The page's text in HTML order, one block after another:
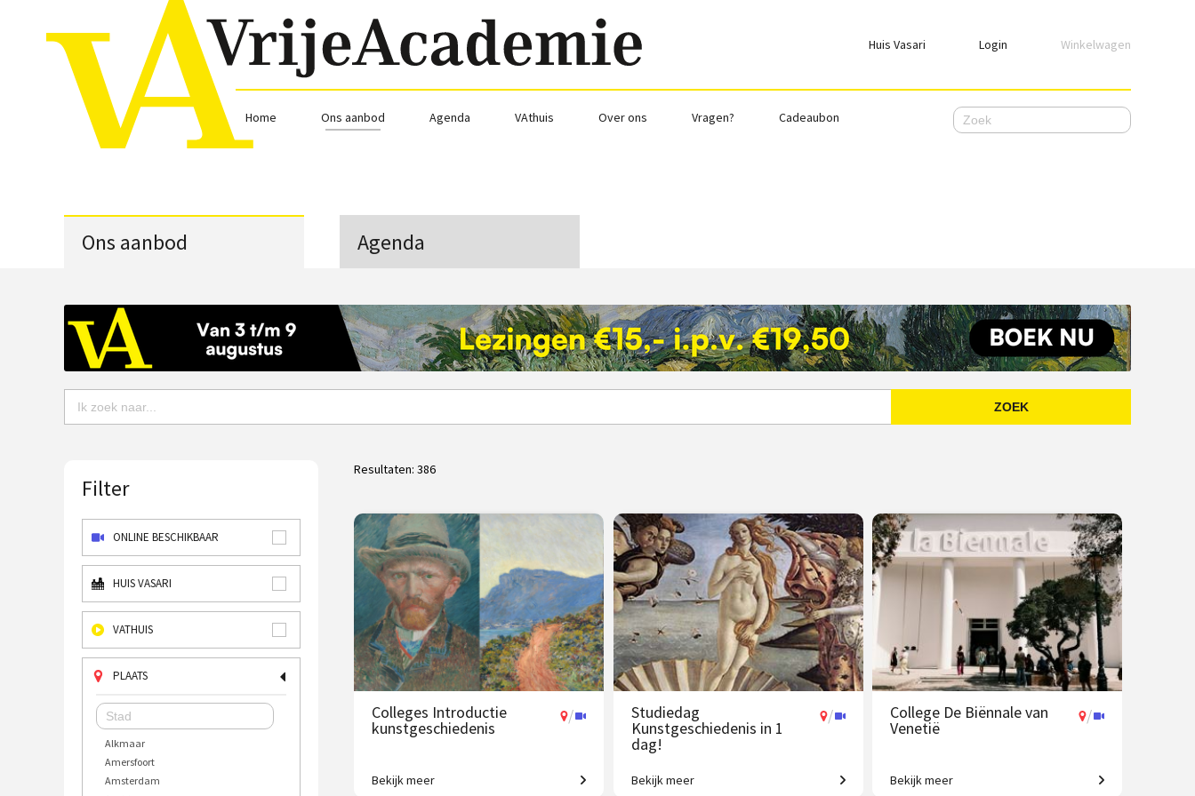
Huis Vasari Login
Login
Emailadres
Nog geen account, meld jehier aan.
Winkelwagen
Home Ons aanbod Agenda VAthuis Over ons Vragen? Cadeaubon
Ons aanbod Agenda
ZOEK
Filter
ONLINE BESCHIKBAAR
HUIS VASARI
VATHUIS
PLAATS
Alkmaar
Amersfoort
Amsterdam
Resultaten: 386
Colleges Introductie
kunstgeschiedenis
/
2500 jaar westerse
Bekijk meer
Studiedag
Kunstgeschiedenis in 1
dag!
/
Uitdagende expeditie van Grieken tot
Bekijk meer
College De Biënnale van
Venetië
/
Een geweldig aanbod aan
Bekijk meer